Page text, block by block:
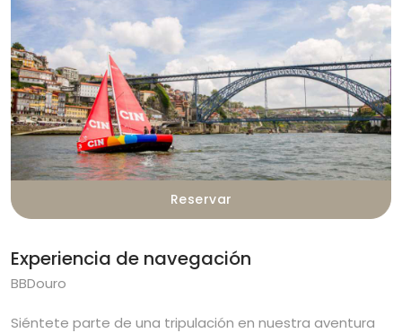
Reservar
Experiencia de navegación
BBDouro
Siéntete parte de una tripulación en nuestra aventura